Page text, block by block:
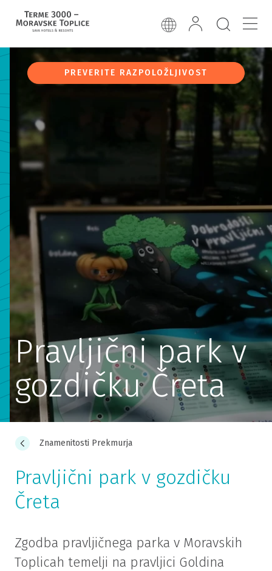
PREVERITE RAZPOLOŽLJIVOST
Pravljični park v
gozdičku Čreta
Znamenitosti Prekmurja
Pravljični park v gozdičku
Čreta
Zgodba pravljičnega parka v Moravskih
Toplicah temelji na pravljici Goldina